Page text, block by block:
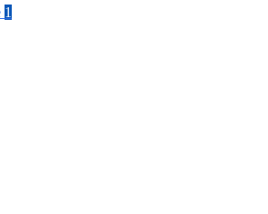
1